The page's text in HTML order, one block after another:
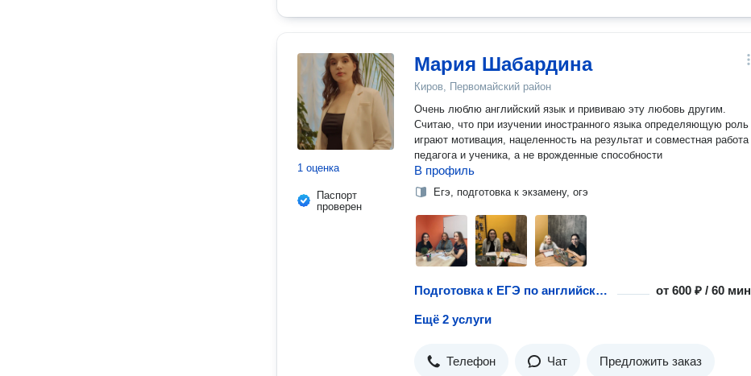
1 оценка
Паспорт
проверен
Мария Шабардина
Киров, Первомайский район
Очень люблю английский язык и прививаю эту любовь другим.
Считаю, что при изучении иностранного языка определяющую роль
играют мотивация, нацеленность на результат и совместная работа
педагога и ученика, а не врожденные способности
В профиль
Егэ, подготовка к экзамену, огэ
Подготовка к ЕГЭ по английскому языку от600 ₽ / 60 мин
Ещё 2 услуги
Телефон Чат Предложить заказ